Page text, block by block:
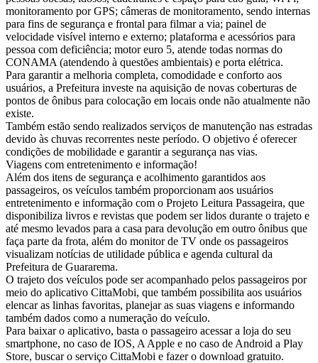
monitoramento por GPS; câmeras de monitoramento, sendo internas
para fins de segurança e frontal para filmar a via; painel de
velocidade visível interno e externo; plataforma e acessórios para
pessoa com deficiência; motor euro 5, atende todas normas do
CONAMA (atendendo à questões ambientais) e porta elétrica.
Para garantir a melhoria completa, comodidade e conforto aos
usuários, a Prefeitura investe na aquisição de novas coberturas de
pontos de ônibus para colocação em locais onde não atualmente não
existe.
Também estão sendo realizados serviços de manutenção nas estradas
devido às chuvas recorrentes neste período. O objetivo é oferecer
condições de mobilidade e garantir a segurança nas vias.
Viagens com entretenimento e informação!
Além dos itens de segurança e acolhimento garantidos aos
passageiros, os veículos também proporcionam aos usuários
entretenimento e informação com o Projeto Leitura Passageira, que
disponibiliza livros e revistas que podem ser lidos durante o trajeto e
até mesmo levados para a casa para devolução em outro ônibus que
faça parte da frota, além do monitor de TV onde os passageiros
visualizam notícias de utilidade pública e agenda cultural da
Prefeitura de Guararema.
O trajeto dos veículos pode ser acompanhado pelos passageiros por
meio do aplicativo CittaMobi, que também possibilita aos usuários
elencar as linhas favoritas, planejar as suas viagens e informando
também dados como a numeração do veículo.
Para baixar o aplicativo, basta o passageiro acessar a loja do seu
smartphone, no caso de IOS, A Apple e no caso de Android a Play
Store, buscar o serviço CittaMobi e fazer o download gratuito.